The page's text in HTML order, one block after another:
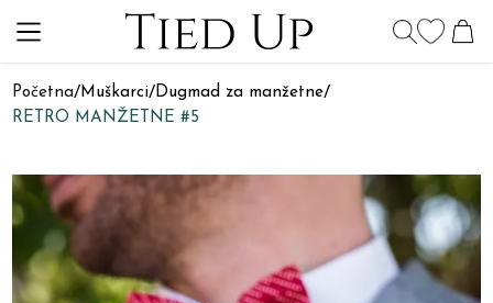
Početna/Muškarci/Dugmad za manžetne/
RETRO MANŽETNE #5